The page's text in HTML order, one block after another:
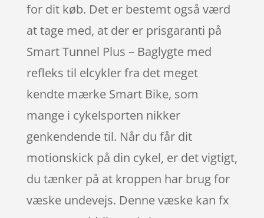
for dit køb. Det er bestemt også værd
at tage med, at der er prisgaranti på
Smart Tunnel Plus – Baglygte med
refleks til elcykler fra det meget
kendte mærke Smart Bike, som
mange i cykelsporten nikker
genkendende til. Når du får dit
motionskick på din cykel, er det vigtigt,
du tænker på at kroppen har brug for
væske undevejs. Denne væske kan fx